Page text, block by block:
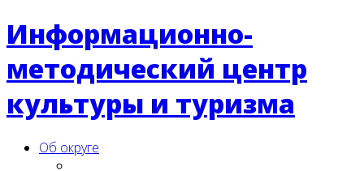
Информационно-
методический центр
культуры и туризма
Об округе